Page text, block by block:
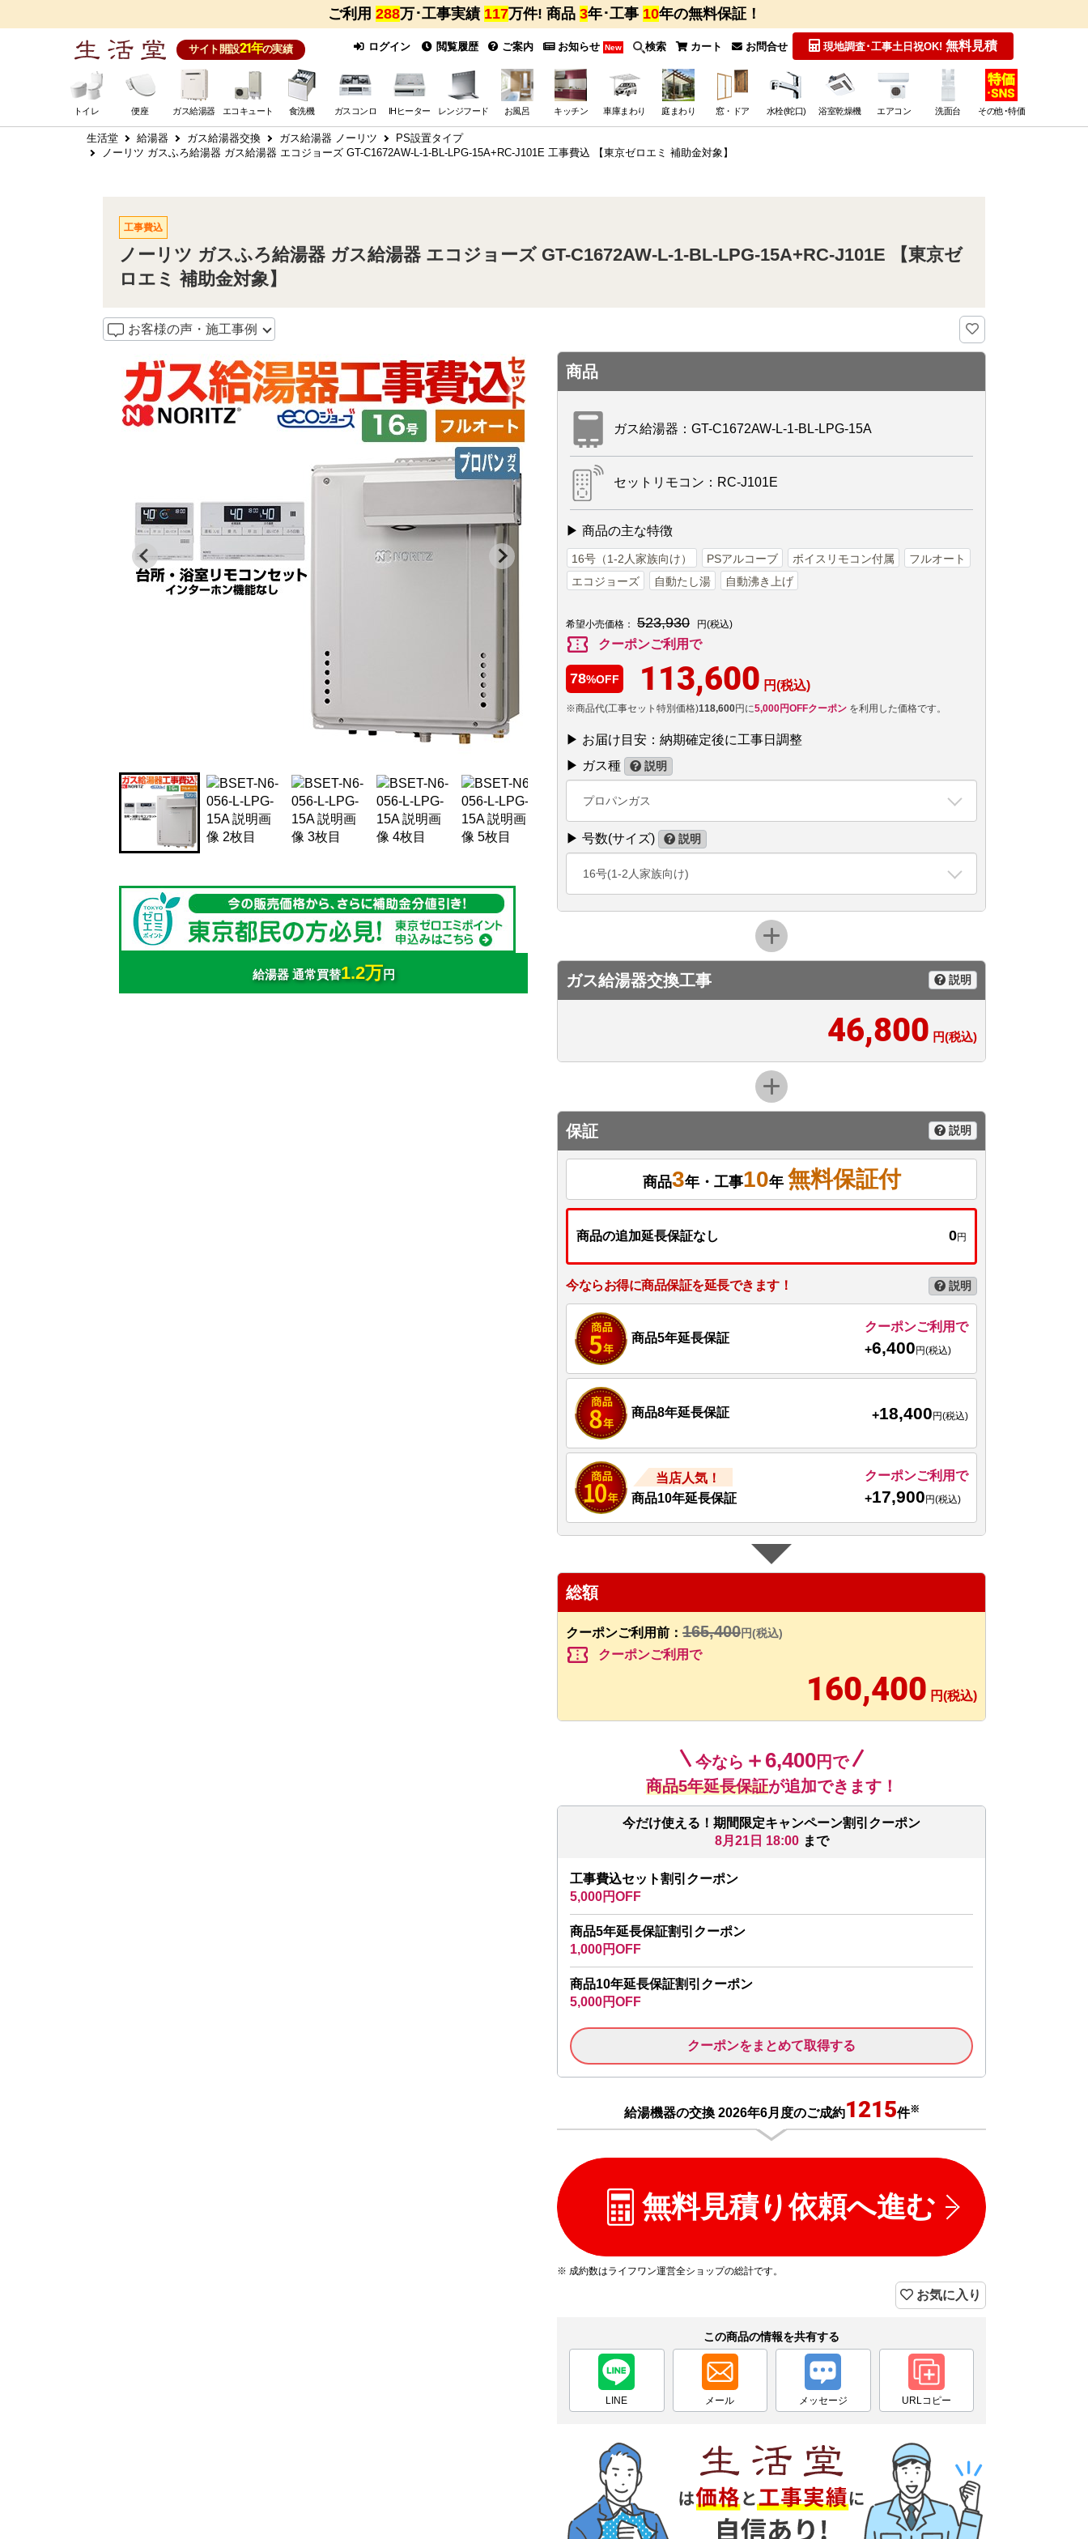
ご利用 288万･工事実績 117万件! 商品 3年･工事 10年の無料保証！
サイト開設21年の実績 ログイン 閲覧履歴 ご案内 お知らせ New 検索 カート お問合せ 現地調査･工事土日祝OK! 無料見積
トイレ 便座 ガス給湯器 エコキュート 食洗機 ガスコンロ IHヒーター レンジフード お風呂 キッチン 車庫まわり 庭まわり 窓・ドア 水栓(蛇口) 浴室乾燥機 エアコン 洗面台 その他･特価
生活堂 給湯器 ガス給湯器交換 ガス給湯器 ノーリツ
PS設置タイプ
ノーリツ ガスふろ給湯器 ガス給湯器 エコジョーズ GT-C1672AW-L-1-BL-LPG-15A+RC-J101E 工事費込 【東京ゼロエミ 補助金対象】
工事費込
ノーリツ ガスふろ給湯器 ガス給湯器 エコジョーズ GT-C1672AW-L-1-BL-LPG-15A+RC-J101E 【東京ゼ
ロエミ 補助金対象】
お客様の声・施工事例
給湯器 通常買替1.2万 円
商品
ガス給湯器：GT-C1672AW-L-1-BL-LPG-15A
セットリモコン：RC-J101E
▶ 商品の主な特徴
16号（1-2人家族向け） PSアルコーブ ボイスリモコン付属
フルオート
エコジョーズ
自動たし湯 自動沸き上げ
希望小売価格： 523,930 円(税込)
confirmation_number クーポンご利用で
78%OFF 113,600 円(税込)
※商品代(工事セット特別価格)118,600円に5,000円OFFクーポン を利用した価格です。
▶ お届け目安：納期確定後に工事日調整
▶ ガス種
説明
プロパンガス
▶ 号数(サイズ) 説明
16号(1-2人家族向け)
ガス給湯器交換工事 説明
46,800 円(税込)
保証 説明
商品3年・工事10年 無料保証付
商品の追加延長保証なし 0円
今ならお得に商品保証を延長できます！ 説明
商品5年延長保証
クーポンご利用で
+6,400円(税込)
商品8年延長保証 +18,400円(税込)
当店人気！
商品10年延長保証
クーポンご利用で
+17,900円(税込)
総額
クーポンご利用前： 165,400円(税込)
confirmation_number クーポンご利用で
160,400 円(税込)
今なら ＋6,400円で
商品5年延長保証が追加できます！
今だけ使える！期間限定キャンペーン割引クーポン
8月21日 18:00 まで
工事費込セット割引クーポン
5,000円OFF
商品5年延長保証割引クーポン
1,000円OFF
商品10年延長保証割引クーポン
5,000円OFF
クーポンをまとめて取得する
給湯機器の交換 2026年6月度のご成約1215件※
無料見積り依頼へ進む
※ 成約数はライフワン運営全ショップの総計です。
お気に入り
この商品の情報を共有する
LINE メール メッセージ URLコピー